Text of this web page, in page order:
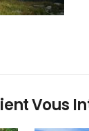
Vous